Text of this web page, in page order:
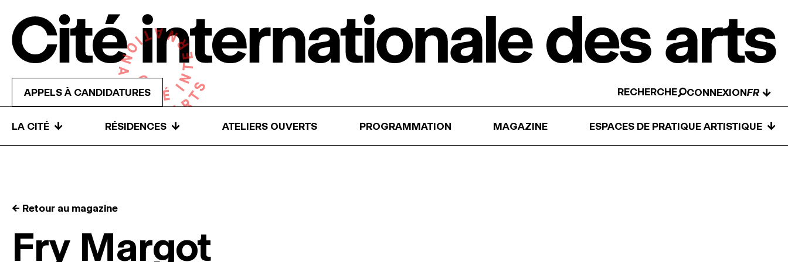
APPELS À CANDIDATURES RECHERCHE CONNEXION ↓
LA CITÉ ↓ RÉSIDENCES ↓ ATELIERS OUVERTS PROGRAMMATION MAGAZINE ESPACES DE PRATIQUE ARTISTIQUE ↓
← Retour au magazine
Fry Margot